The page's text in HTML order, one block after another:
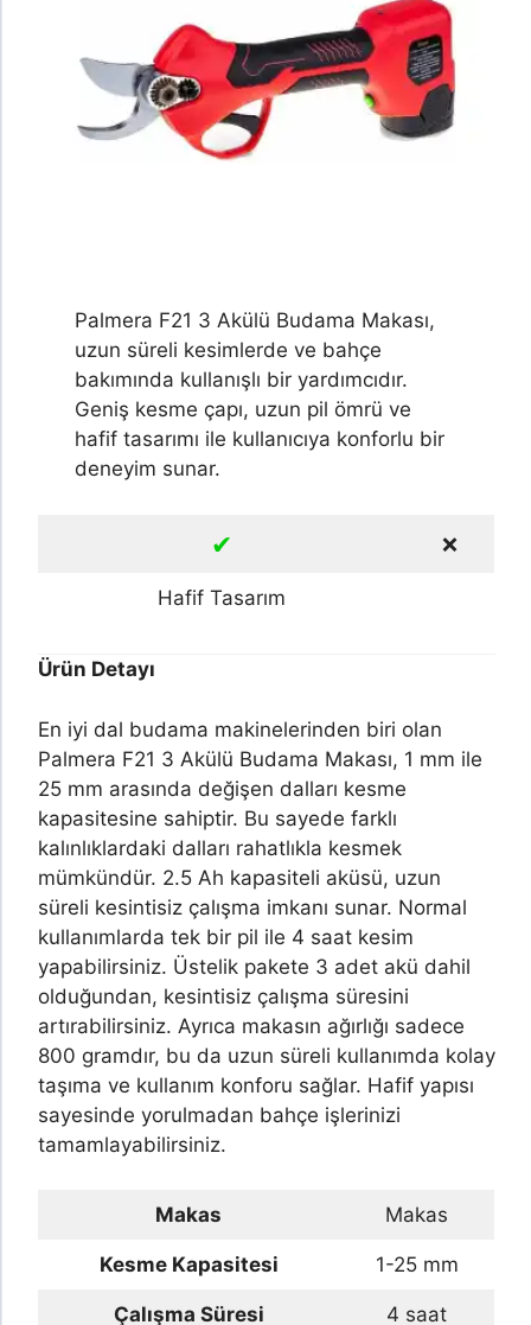
Palmera F21 3 Akülü Budama Makası,
uzun süreli kesimlerde ve bahçe
bakımında kullanışlı bir yardımcıdır.
Geniş kesme çapı, uzun pil ömrü ve
hafif tasarımı ile kullanıcıya konforlu bir
deneyim sunar.
✔ ❌
Hafif Tasarım
Ürün Detayı
En iyi dal budama makinelerinden biri olan
Palmera F21 3 Akülü Budama Makası, 1 mm ile
25 mm arasında değişen dalları kesme
kapasitesine sahiptir. Bu sayede farklı
kalınlıklardaki dalları rahatlıkla kesmek
mümkündür. 2.5 Ah kapasiteli aküsü, uzun
süreli kesintisiz çalışma imkanı sunar. Normal
kullanımlarda tek bir pil ile 4 saat kesim
yapabilirsiniz. Üstelik pakete 3 adet akü dahil
olduğundan, kesintisiz çalışma süresini
artırabilirsiniz. Ayrıca makasın ağırlığı sadece
800 gramdır, bu da uzun süreli kullanımda kolay
taşıma ve kullanım konforu sağlar. Hafif yapısı
sayesinde yorulmadan bahçe işlerinizi
tamamlayabilirsiniz.
Makas Makas
Kesme Kapasitesi 1-25 mm
Çalışma Süresi 4 saat